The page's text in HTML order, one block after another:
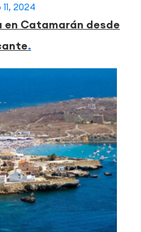
2024
en Catamarán desde